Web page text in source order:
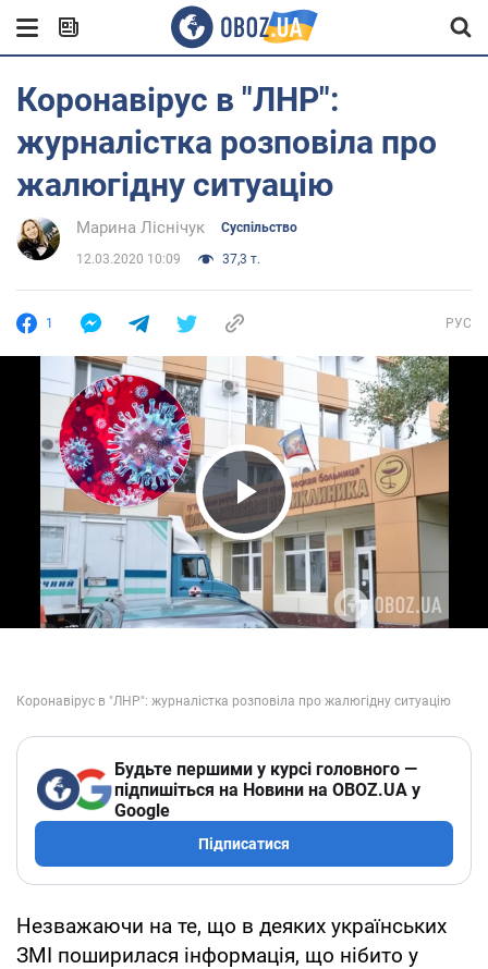
Коронавірус в "ЛНР":
журналістка розповіла про
жалюгідну ситуацію
Марина Ліснічук Суспільство
12.03.2020 10:09 37,3 т.
1 РУС
Play Video
Будьте першими у курсі головного —
підпишіться на Новини на OBOZ.UA у
Google
Підписатися
Незважаючи на те, що в деяких українських
ЗМІ поширилася інформація, що нібито у